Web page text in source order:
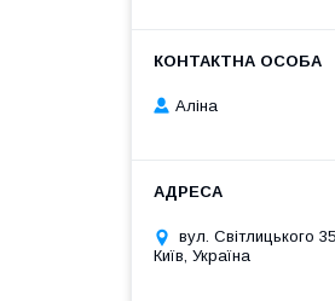
Аліна
вул. Світлицького
Київ, Україна